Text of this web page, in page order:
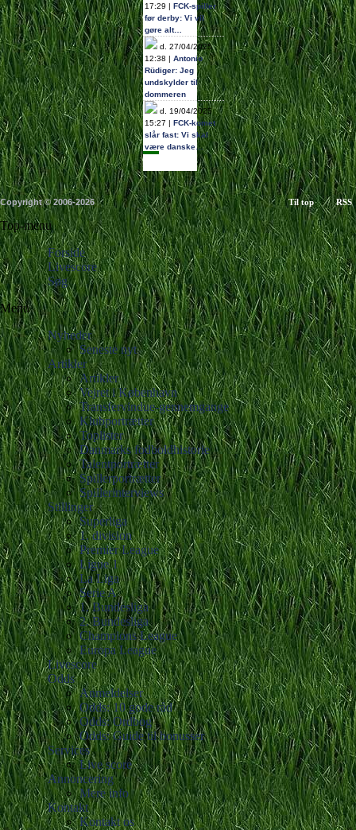
17:29 | FCK-spiller
før derby: Vi vil
gøre alt…
d. 27/04/2025
12:38 | Antonio
Rüdiger: Jeg
undskylder til
dommeren
d. 19/04/2025
15:27 | FCK-komet
slår fast: Vi skal
være danske…
Copyright © 2006-2026 Til top RSS
Top-menu
Forside
Livescore
Søg
Menu
Nyheder
Seneste nyt
Artikler
Artikler
Vejret i København
Transfervindue-gennemgange
Klubportrætter
Toplister
Danmarks fodboldhistorie
Talentportrætter
Spillerportrætter
Spillerinterviews
Stillinger
Superliga
1. division
Premier League
Ligue 1
La Liga
Serie A
1. Bundesliga
2. Bundesliga
Champions League
Europa League
Livescore
Odds
Anmeldelser
Odds: 10 gode råd
Odds: Ordbog
Odds: Guide til bonusser
Services
Live score
Annoncering
Mere info
Kontakt
Kontakt os